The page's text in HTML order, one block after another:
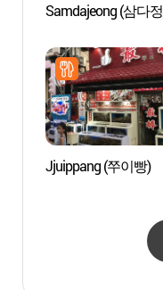
Samdajeong (삼다
Jjuippang (쭈이빵)